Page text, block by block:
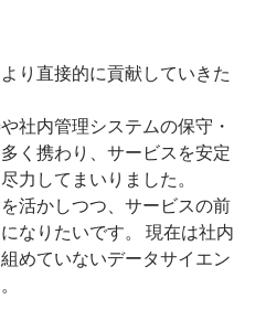
り直接的に貢献していきた
社内管理システムの保守・
く携わり、サービスを安定
力してまいりました。
活かしつつ、サービスの前
なりたいです。 現在は社内
めていないデータサイエン